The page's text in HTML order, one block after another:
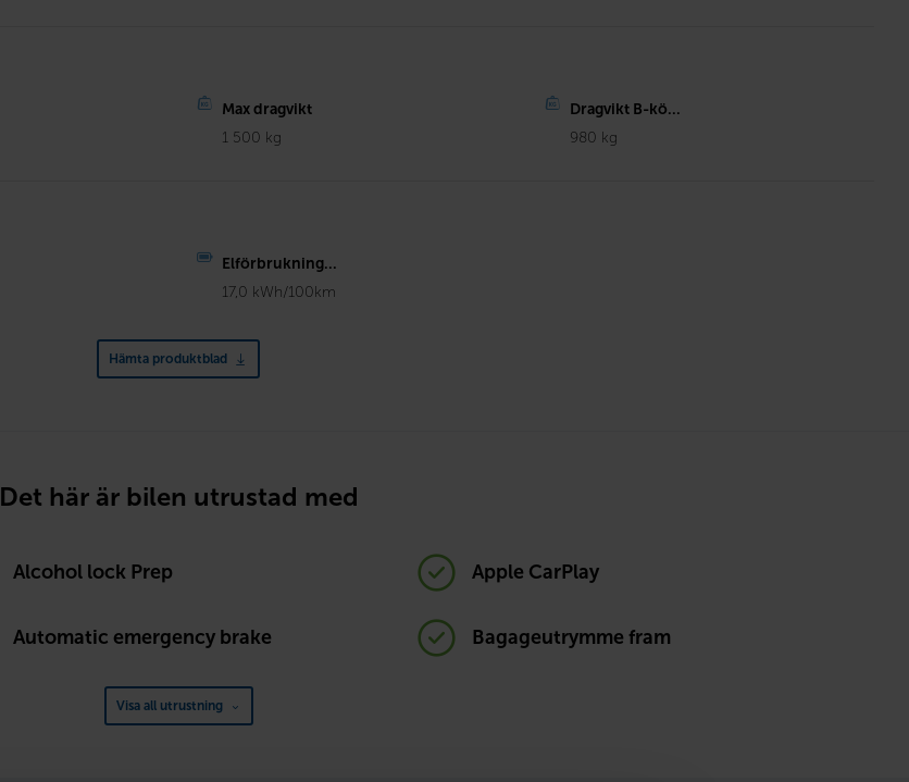
Max dragvikt
1 500 kg
Dragvikt B-kö...
980 kg
Elförbrukning...
17,0 kWh/100km
Hämta produktblad
Det här är bilen utrustad med
Alcohol lock Prep Apple CarPlay
Automatic emergency brake Bagageutrymme fram
Visa all utrustning